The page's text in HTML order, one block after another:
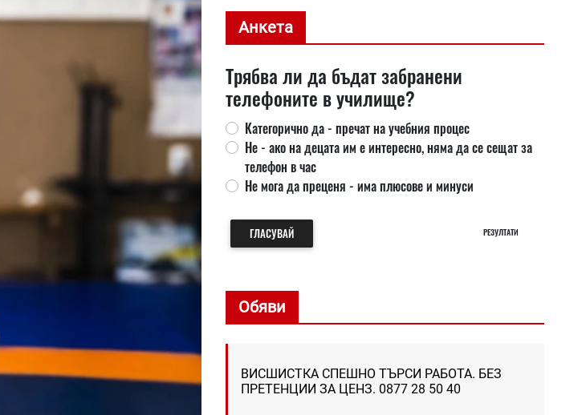
Анкета
Трябва ли да бъдат забранени
телефоните в училище?
Категорично да - пречат на учебния процес
Не - ако на децата им е интересно, няма да се сещат за
телефон в час
Не мога да преценя - има плюсове и минуси
ГЛАСУВАЙ РЕЗУЛТАТИ
Обяви
ВИСШИСТКА СПЕШНО ТЪРСИ РАБОТА. БЕЗ
ПРЕТЕНЦИИ ЗА ЦЕНЗ. 0877 28 50 40